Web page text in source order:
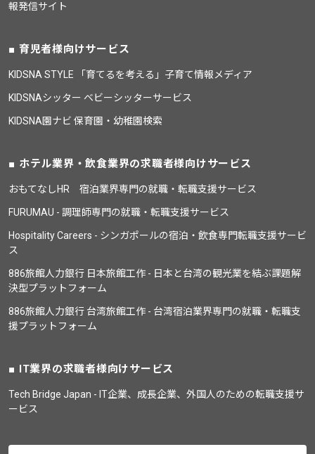
報発信サイト
育児者様向けサービス
KIDSNA STYLE 「育てるを考える」子育て情報メディア
KIDSNAシッター ベビーシッターサービス
KIDSNA園ナビ 保育園・幼稚園検索
ホテル業界・飲食業界の求職者様向けサービス
おもてなしHR 宿泊業界専門の就職・転職支援サービス
FURUMAU - 調理師専門の就職・転職支援サービス
Hospitality Careers - シンガポールの宿泊・飲食専門転職支援サービ
ス
886旅館人力銀行 日本旅館工作 - 日本と台湾の観光業を結ぶ課題解
決型プラットフォーム
886旅館人力銀行 台湾旅館工作 - 台湾宿泊業界専門の就職・転職支
援プラットフォーム
IT業界の求職者様向けサービス
Tech Bridge Japan - IT企業、成長企業、外国人のための転職支援サ
ービス